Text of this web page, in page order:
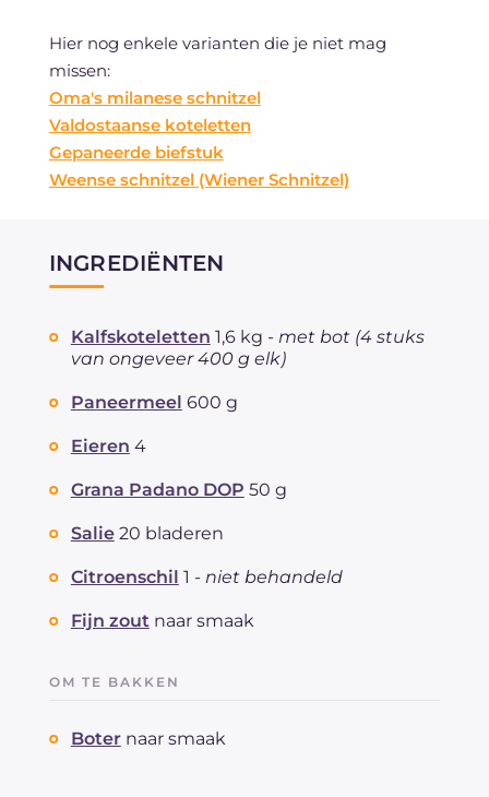
Hier nog enkele varianten die je niet mag
missen:
Oma's milanese schnitzel
Valdostaanse koteletten
Gepaneerde biefstuk
Weense schnitzel (Wiener Schnitzel)
INGREDIËNTEN
Kalfskoteletten 1,6 kg - met bot (4 stuks
van ongeveer 400 g elk)
Paneermeel 600 g
Eieren 4
Grana Padano DOP 50 g
Salie 20 bladeren
Citroenschil 1 - niet behandeld
Fijn zout naar smaak
OM TE BAKKEN
Boter naar smaak